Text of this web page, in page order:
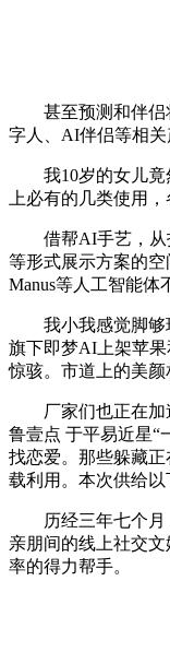
甚至预测和伴侣将
字人、AI伴侣等相
我10岁的女儿竟然
上必有的几类使用，
借帮AI手艺，从打
等形式展示方案的
Manus等人工智能体
我小我感觉脚够玩
旗下即梦AI上架苹
惊骇。市道上的美颜
厂家们也正在加速
鲁壹点 于平易近星“
找恋爱。那些躲藏
载利用。本次供给以
历经三年七个月，
亲朋间的线上社交
率的得力帮手。